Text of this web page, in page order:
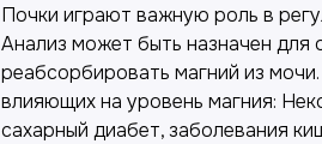
Почки играют важную роль в
Анализ может быть назначен для
реабсорбировать магний из
влияющих на уровень магния:
сахарный диабет, заболевания